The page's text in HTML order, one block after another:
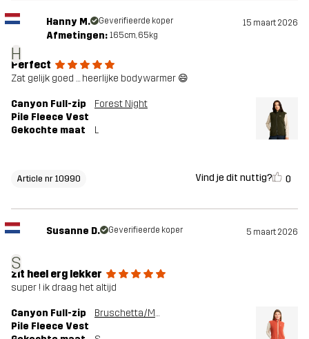
H
Hanny M. Geverifieerde koper 15 maart 2026
Afmetingen: 165cm, 65kg
Perfect
Zat gelijk goed … heerlijke bodywarmer 😄
Canyon Full-zip
Pile Fleece Vest
Forest Night
Gekochte maat L
Article nr 10990 Vind je dit nuttig? 0
S
Susanne D. Geverifieerde koper 5 maart 2026
zit heel erg lekker
super ! ik draag het altijd
Canyon Full-zip
Pile Fleece Vest
Bruschetta/Maple Sugar